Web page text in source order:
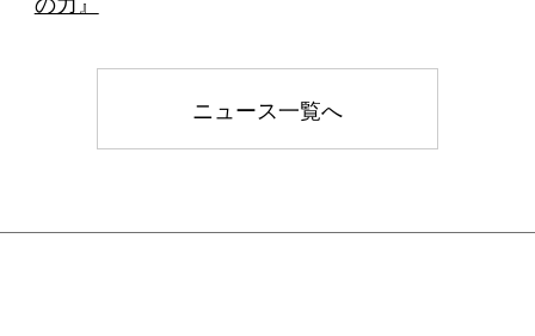
ニュース一覧へ